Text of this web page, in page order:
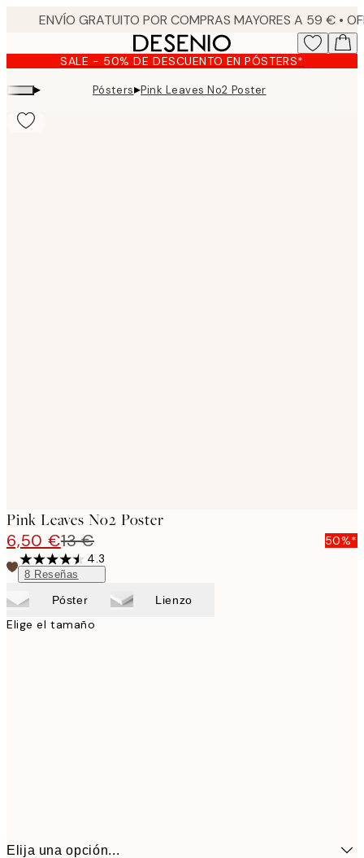
content.SALE - 50% DE DESCUENTO EN PÓSTERS*
▸ Pósters▸Pink Leaves No2 Poster
Pink Leaves No2 Poster
6,50 €13 €
50%*
4.3
8 Reseñas
Póster Lienzo
Elige el tamaño
Elija una opción...